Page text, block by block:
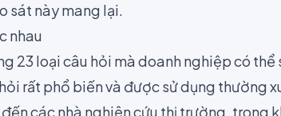
sát này mang lại.
nhau
23 loại câu hỏi mà doanh nghiệp có thể
rất phổ biến và được sử dụng thường
các nhà nghiên cứu thị trường, trong